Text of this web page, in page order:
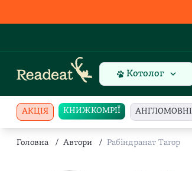
Котолог
АКЦІЯ КНИЖКОМРІЇ АНГЛОМОВНІ
Головна / Автори / Рабіндранат Тагор